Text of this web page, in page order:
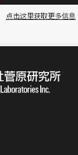
点击这里获取更多信息